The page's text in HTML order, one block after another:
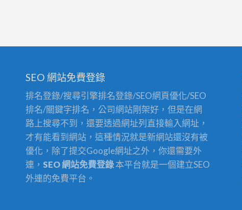
館
來
香
緹
薇
SPA
香
氛
美
學
SEO 網站免費登錄
排名登錄/搜尋引擎排名登錄/SEO網頁優化/SEO
排名/關鍵字排名，公司網站剛架好，但是在網
路上搜尋不到，還要透過網址列直接輸入網址，
才有能看到網站，這種情況就是新網站還沒有被
優化，除了提交Google網址之外，你還需要外
連，SEO 網站免費登錄本平台就是一個建立SEO
外連的免費平台。